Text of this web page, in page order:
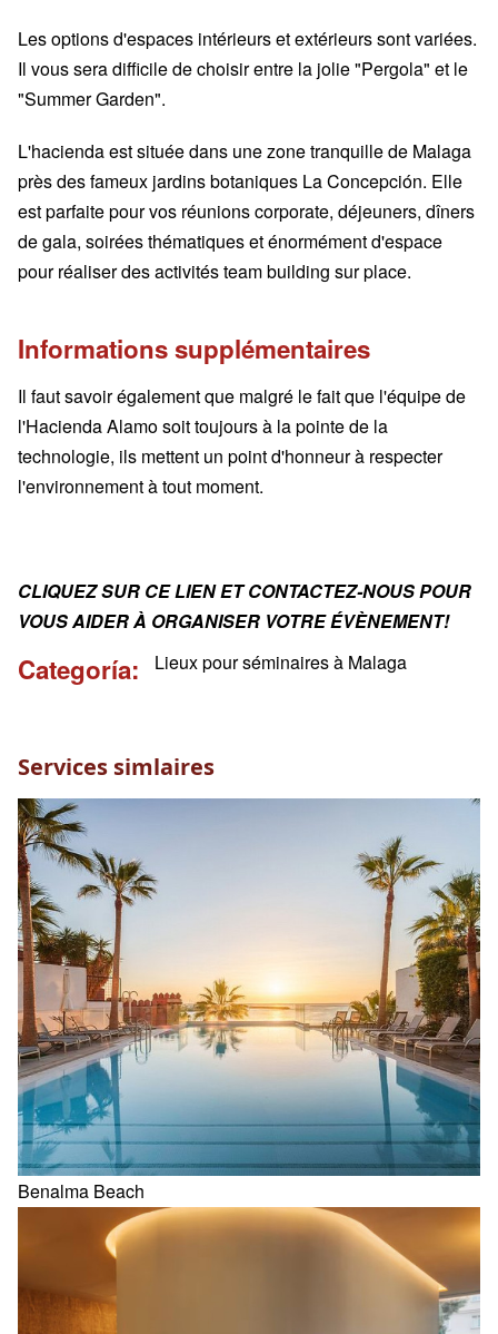
Les options d'espaces intérieurs et extérieurs sont variées.
Il vous sera difficile de choisir entre la jolie "Pergola" et le
"Summer Garden".
L'hacienda est située dans une zone tranquille de Malaga
près des fameux jardins botaniques La Concepción. Elle
est parfaite pour vos réunions corporate, déjeuners, dîners
de gala, soirées thématiques et énormément d'espace
pour réaliser des activités team building sur place.
Informations supplémentaires
Il faut savoir également que malgré le fait que l'équipe de
l'Hacienda Alamo soit toujours à la pointe de la
technologie, ils mettent un point d'honneur à respecter
l'environnement à tout moment.
CLIQUEZ SUR CE LIEN ET CONTACTEZ-NOUS POUR
VOUS AIDER À ORGANISER VOTRE ÉVÈNEMENT!
Categoría Lieux pour séminaires à Malaga
Services simlaires
Benalma Beach